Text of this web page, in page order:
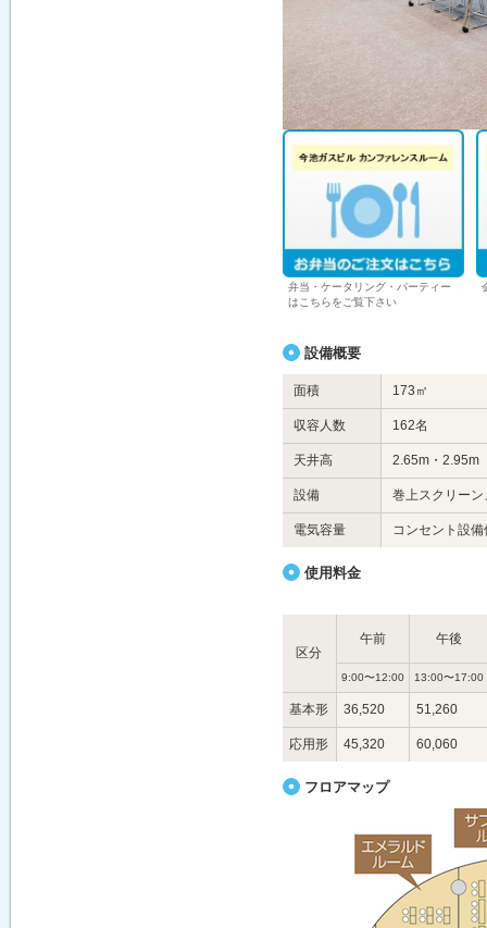
弁当・ケータリング・パーティー
はこちらをご覧下さい
設備概要
面積 173㎡
収容人数 162名
天井高 2.65m・2.95m
設備 巻上スクリー
電気容量 コンセント設
使用料金
区分
午前 午後
9:00〜12:00 13:00〜17:00
基本形 36,520 51,260
応用形 45,320 60,060
フロアマップ